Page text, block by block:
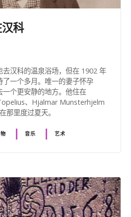
汉科
去汉科的温泉浴场，但在 1902 年
了一个多月。唯一的妻子怀孕
一个更安静的地方。他住在
、Hjalmar Munsterhjelm
那里度过夏天。
音乐 艺术